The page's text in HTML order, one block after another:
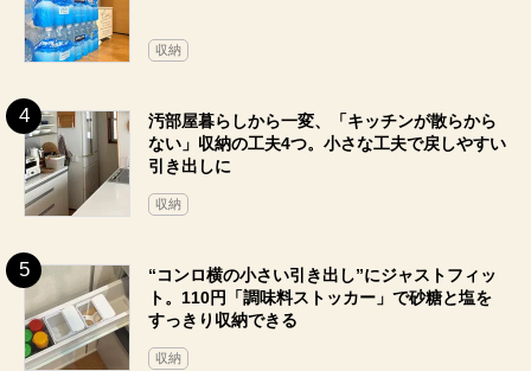
収納
汚部屋暮らしから一変、「キッチンが散らから
ない」収納の工夫4つ。小さな工夫で戻しやすい
引き出しに
収納
“コンロ横の小さい引き出し”にジャストフィッ
ト。110円「調味料ストッカー」で砂糖と塩を
すっきり収納できる
収納